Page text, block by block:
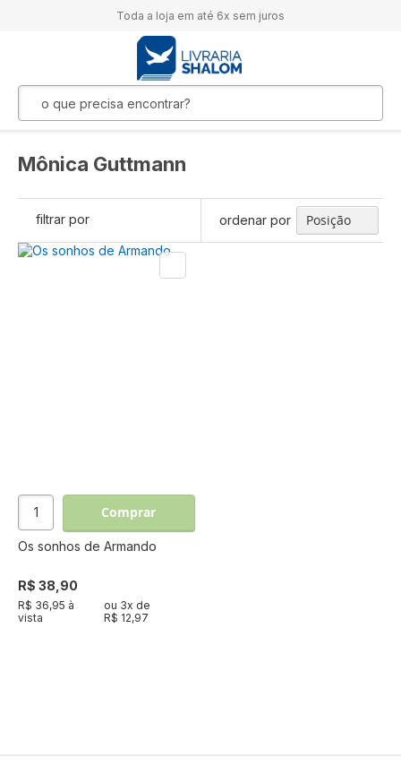
Toda a loja em até 6x sem juros
Mônica Guttmann
ordenar por
Comprar
Os sonhos de Armando
R$ 38,90
R$ 36,95 à
vista
ou 3x de
R$ 12,97
filtrar por